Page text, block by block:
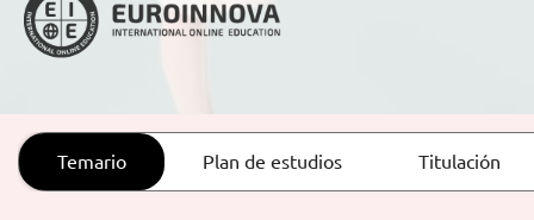
ORIENTACIÓN LABORAL
Temario Plan de estudios Titulación